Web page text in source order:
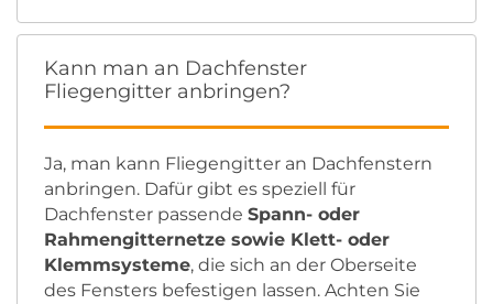
Kann man an Dachfenster
Fliegengitter anbringen?
Ja, man kann Fliegengitter an Dachfenstern
anbringen. Dafür gibt es speziell für
Dachfenster passende Spann- oder
Rahmengitternetze sowie Klett- oder
Klemmsysteme, die sich an der Oberseite
des Fensters befestigen lassen. Achten Sie